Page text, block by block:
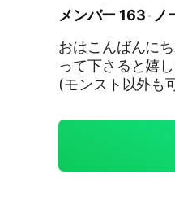
メンバー 163
ノ
おはこんばんに
って下さると嬉しいです 【オプの活動内容】 ♯モ
(モンスト以外も
、 ♯覇者or♯覇者シーズン ♯メダル集め ♯守護獣絆の欠片集め ♯秘海の冒